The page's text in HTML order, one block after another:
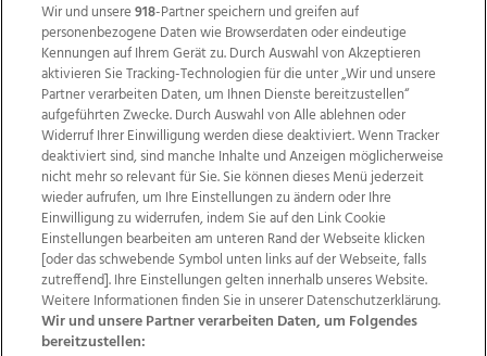
Wir über uns Mediadaten Kontakt
Jobs
Datenschutz
Impressum
AGB Anzeigekunden
AGB Website
Ehrenkodex Politische Werbung
Wir und unsere918-Partner speichern und greifen auf
personenbezogene Daten wie Browserdaten oder eindeutige
Kennungen auf Ihrem Gerät zu. Durch Auswahl von Akzeptieren
aktivieren Sie Tracking-Technologien für die unter „Wir und unsere
Partner verarbeiten Daten, um Ihnen Dienste bereitzustellen“
aufgeführten Zwecke. Durch Auswahl von Alle ablehnen oder
Widerruf Ihrer Einwilligung werden diese deaktiviert. Wenn Tracker
deaktiviert sind, sind manche Inhalte und Anzeigen möglicherweise
nicht mehr so relevant für Sie. Sie können dieses Menü jederzeit
wieder aufrufen, um Ihre Einstellungen zu ändern oder Ihre
Einwilligung zu widerrufen, indem Sie auf den Link Cookie
Einstellungen bearbeiten am unteren Rand der Webseite klicken
[oder das schwebende Symbol unten links auf der Webseite, falls
zutreffend]. Ihre Einstellungen gelten innerhalb unseres Website.
Weitere Informationen finden Sie in unserer Datenschutzerklärung.
Wir und unsere Partner verarbeiten Daten, um Folgendes
bereitzustellen: